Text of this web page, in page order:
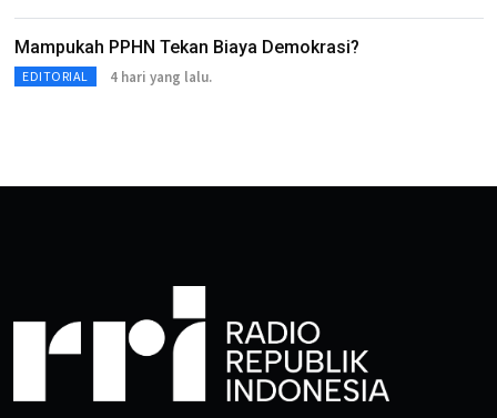
Mampukah PPHN Tekan Biaya Demokrasi?
EDITORIAL 4 hari yang lalu.